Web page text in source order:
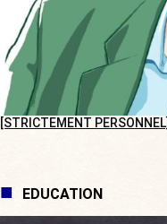
[STRICTEMENT
EDUCATION